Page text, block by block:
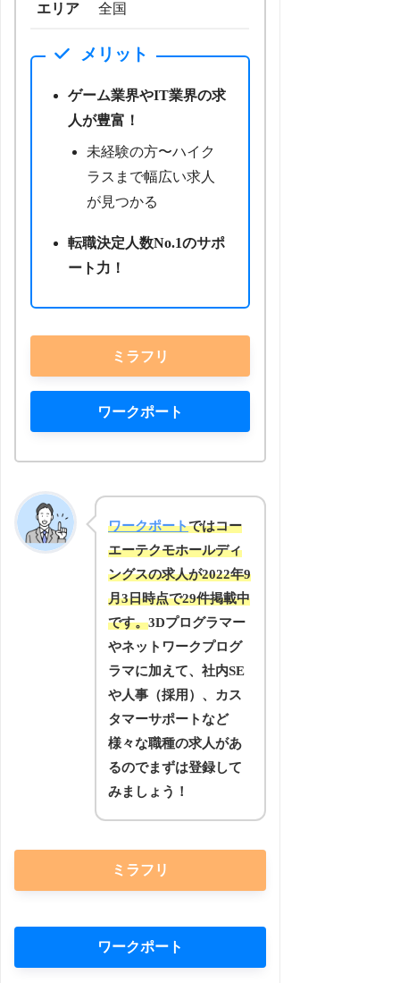
エリア 全国
メリット
ゲーム業界やIT業界の求
人が豊富！
未経験の方〜ハイク
ラスまで幅広い求人
が見つかる
転職決定人数No.1のサポ
ート力！
ミラフリ
ワークポート
ワークポートではコー
エーテクモホールディ
ングスの求人が2022年9
月3日時点で29件掲載中
です。3Dプログラマー
やネットワークプログ
ラマに加えて、社内SE
や人事（採用）、カス
タマーサポートなど
様々な職種の求人があ
るのでまずは登録して
みましょう！
ミラフリ
ワークポート